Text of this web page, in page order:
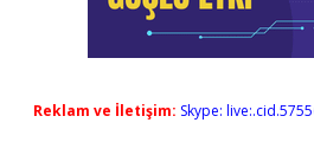
Reklam ve İletişim: Skype: